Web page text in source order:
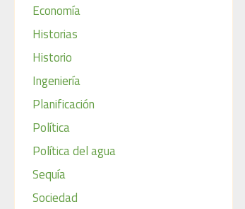
Economía
Historias
Historio
Ingeniería
Planificación
Política
Política del agua
Sequía
Sociedad